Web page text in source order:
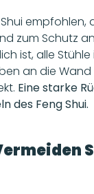
empfohlen,
zum Schutz
ist, alle Stühle
an die Wand
Eine starke
des Feng Shui.